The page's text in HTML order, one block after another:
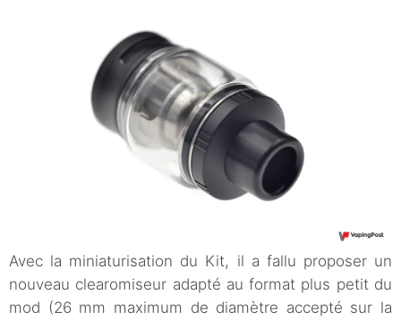
Avec la miniaturisation du Kit, il a fallu proposer un
nouveau clearomiseur adapté au format plus petit du
mod (26 mm maximum de diamètre accepté sur la